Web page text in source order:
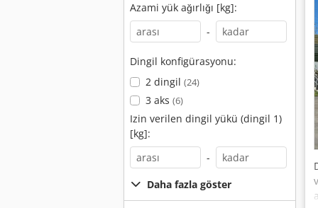
Azami yük ağırlığı [kg]:
-
Dingil konfigürasyonu:
2 dingil (24)
3 aks (6)
Izin verilen dingil yükü (dingil 1)
[kg]:
-
Daha fazla göster